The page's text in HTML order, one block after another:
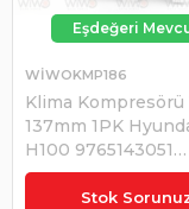
Stok
Klima Kompresörü
137mm 1PK
H100 9765143051
977014A151 |
KMP186
WİWOKMP186